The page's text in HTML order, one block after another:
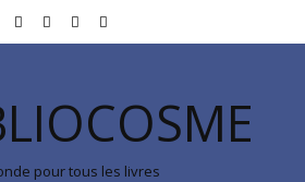
pour tous les livres